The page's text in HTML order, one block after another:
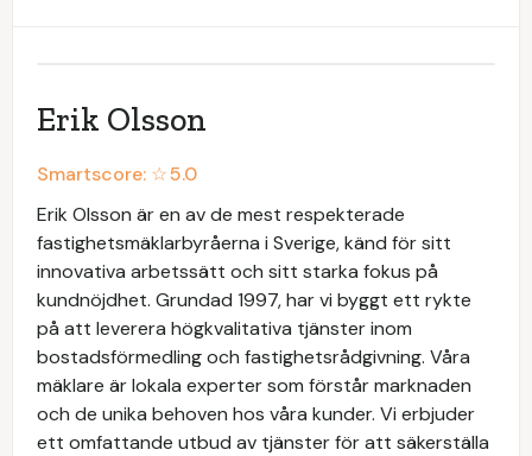
Erik Olsson
Smartscore: ☆5.0
Erik Olsson är en av de mest respekterade
fastighetsmäklarbyråerna i Sverige, känd för sitt
innovativa arbetssätt och sitt starka fokus på
kundnöjdhet. Grundad 1997, har vi byggt ett rykte
på att leverera högkvalitativa tjänster inom
bostadsförmedling och fastighetsrådgivning. Våra
mäklare är lokala experter som förstår marknaden
och de unika behoven hos våra kunder. Vi erbjuder
ett omfattande utbud av tjänster för att säkerställa